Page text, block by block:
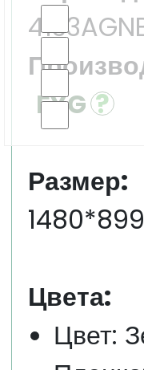
FYG
Размер:
1480*899
Цвета:
Цвет: